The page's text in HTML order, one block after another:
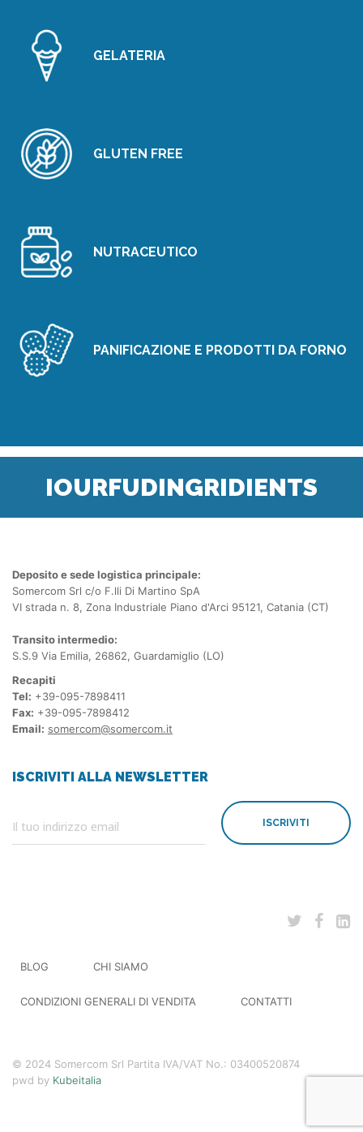
GELATERIA
GLUTEN FREE
NUTRACEUTICO
PANIFICAZIONE E PRODOTTI DA FORNO
IOURFUDINGRIDIENTS
Deposito e sede logistica principale:
Somercom Srl c/o F.lli Di Martino SpA
VI strada n. 8, Zona Industriale Piano d'Arci 95121, Catania (CT)
Transito intermedio:
S.S.9 Via Emilia, 26862, Guardamiglio (LO)
Recapiti
Tel: +39-095-7898411
Fax: +39-095-7898412
Email: somercom@somercom.it
ISCRIVITI ALLA NEWSLETTER
ISCRIVITI
BLOG CHI SIAMO
CONDIZIONI GENERALI DI VENDITA CONTATTI
© 2024 Somercom Srl Partita IVA/VAT No.: 03400520874
pwd by Kubeitalia